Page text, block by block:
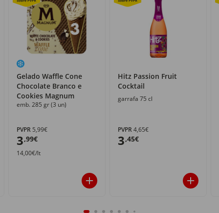
Gelado Waffle Cone
Chocolate Branco e
Cookies Magnum
emb. 285 gr (3 un)
PVPR 5,99€
3,99€
14,00€/lt
Hitz Passion Fruit
Cocktail
garrafa 75 cl
PVPR4,65€
3,45€